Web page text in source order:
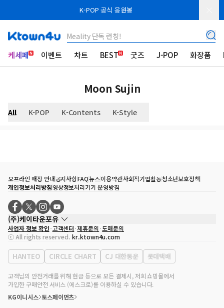
K-POP 공식 응원봉
Meality 단독 런칭!
케세페 이벤트 차트 BEST 굿즈 J-POP 화장품
Moon Sujin
All K-POP K-Contents K-Style
오프라인 매장 안내공지사항FAQ뉴스이용약관사회적기업활동청소년보호정책
개인정보처리방침영상정보처리기기 운영방침
(주)케이타운포유
대표자
송효민
사업자등록번호
120-87-71116
통신판매업 신고번호 제2011-서울강남-02223
대표전화
02-552-9855
사업자 정보 확인 고객센터 제휴문의 도매문의
ⓒ All rights reserved. kr.ktown4u.com
HANTEO CIRCLE CHART CJ 대한통운 롯데택배
고객님의 안전거래를 위해 현금 등으로 모든 결제시, 저희 쇼핑몰에서
가입한 구매안전 서비스 (에스크로)를 이용하실 수 있습니다.
KG이니시스 토스페이먼츠